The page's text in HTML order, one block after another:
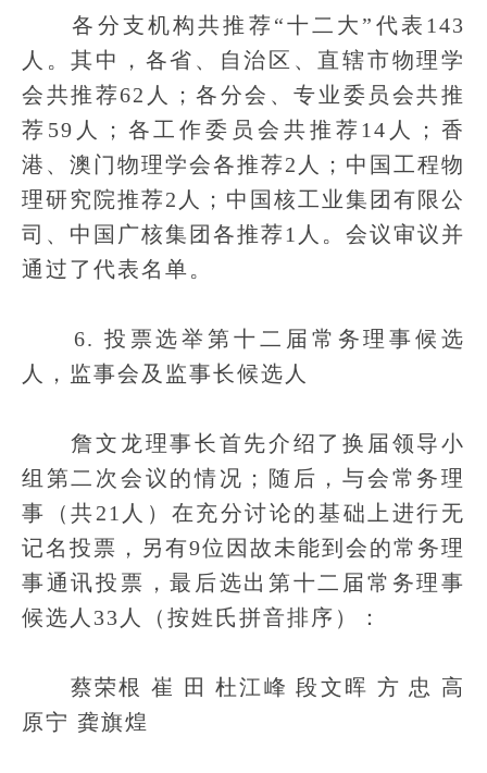
各分支机构共推荐“十二大”代表143
人。其中，各省、自治区、直辖市物理学
会共推荐62人；各分会、专业委员会共推
荐59人；各工作委员会共推荐14人；香
港、澳门物理学会各推荐2人；中国工程物
理研究院推荐2人；中国核工业集团有限公
司、中国广核集团各推荐1人。会议审议并
通过了代表名单。
6. 投票选举第十二届常务理事候选
人，监事会及监事长候选人
詹文龙理事长首先介绍了换届领导小
组第二次会议的情况；随后，与会常务理
事（共21人）在充分讨论的基础上进行无
记名投票，另有9位因故未能到会的常务理
事通讯投票，最后选出第十二届常务理事
候选人33人（按姓氏拼音排序）：
蔡荣根 崔 田 杜江峰 段文晖 方 忠 高
原宁 龚旗煌